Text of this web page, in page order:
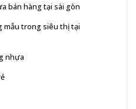
bán hàng tại sài gòn
mẫu trong siêu thị tại
nhựa